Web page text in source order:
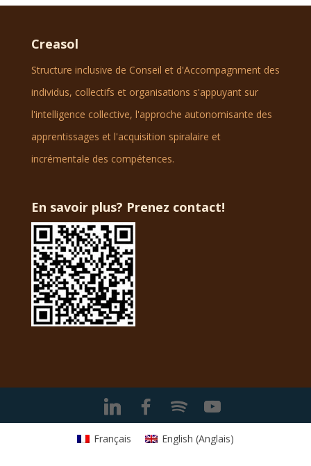
Creasol
Structure inclusive de Conseil et d'Accompagnment des
individus, collectifs et organisations s'appuyant sur
l'intelligence collective, l'approche autonomisante des
apprentissages et l'acquisition spiralaire et
incrémentale des compétences.
En savoir plus? Prenez contact!
Français English (Anglais)